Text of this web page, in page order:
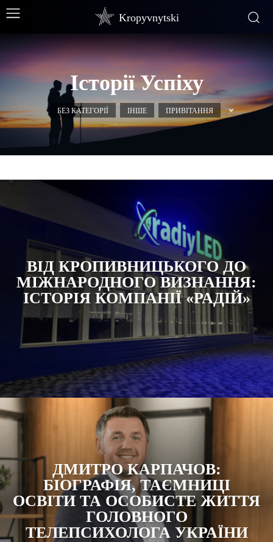
Kropyvnytski
Історії Успіху
БЕЗ КАТЕГОРІЇ ІНШЕ ПРИВІТАННЯ
ВІД КРОПИВНИЦЬКОГО ДО
МІЖНАРОДНОГО ВИЗНАННЯ:
ІСТОРІЯ КОМПАНІЇ «РАДІЙ»
ДМИТРО КАРПАЧОВ:
БІОГРАФІЯ, ТАЄМНИЦІ
ОСВІТИ ТА ОСОБИСТЕ ЖИТТЯ
ГОЛОВНОГО
ТЕЛЕПСИХОЛОГА УКРАЇНИ